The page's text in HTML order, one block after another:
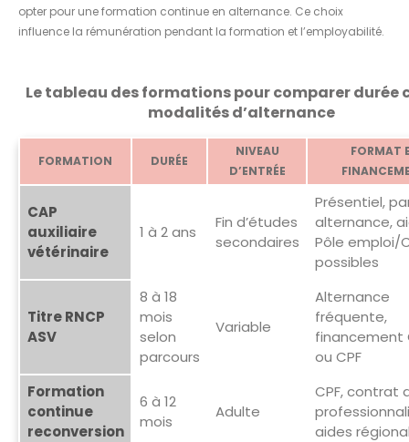
opter pour une formation continue en alternance. Ce choix
influence la rémunération pendant la formation et l’employabilité.
Le tableau des formations pour comparer durée
modalités d’alternance
FORMATION DURÉE
NIVEAU
D’ENTRÉE
FORMAT
CAP
auxiliaire
vétérinaire
1 à 2 ans
Fin d’études
secondaires
Présentiel,
alternance,
Pôle emploi/
possibles
Titre RNCP
ASV
8 à 18
mois
selon
parcours
Variable
Alternance
fréquente,
financement
ou CPF
Formation
continue
reconversion
6 à 12
mois
Adulte
CPF, contrat
aides